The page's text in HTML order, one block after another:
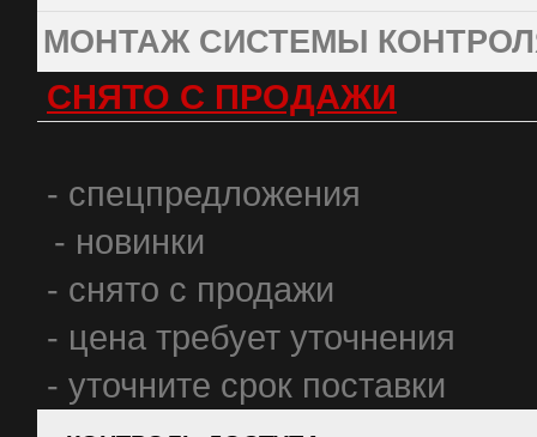
МОНТАЖ СИСТЕМЫ
СНЯТО С ПРОДАЖИ
- спецпредложения
- новинки
- снято с продажи
- цена требует уточнения
- уточните срок поставки